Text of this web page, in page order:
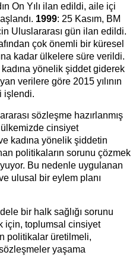
On Yılı ilan edildi, aile içi
1999: 25 Kasım, BM
Uluslararası gün ilan edildi.
çok önemli bir küresel
kadar ülkelere süre verildi.
yönelik şiddet giderek
verilere göre 2015 yılının
işlendi.
sözleşme hazırlanmış
ülkemizde cinsiyet
ve kadına yönelik şiddetin
politikaların sorunu çözmek
Bu nedenle uygulanan
ulusal bir eylem planı
bir halk sağlığı sorunu
için, toplumsal cinsiyet
politikalar üretilmeli,
yaşama